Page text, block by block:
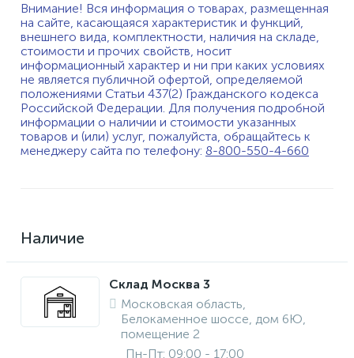
Внимание! Вся информация о товарах, размещенная
на сайте, касающаяся характеристик и функций,
внешнего вида, комплектности, наличия на складе,
стоимости и прочих свойств, носит
информационный характер и ни при каких условиях
не является публичной офертой, определяемой
положениями Статьи 437(2) Гражданского кодекса
Российской Федерации. Для получения подробной
информации о наличии и стоимости указанных
товаров и (или) услуг, пожалуйста, обращайтесь к
менеджеру сайта по телефону: 8-800-550-4-660
Наличие
Склад Москва 3
Московская область,
Белокаменное шоссе, дом 6Ю,
помещение 2
Пн-Пт: 09:00 - 17:00